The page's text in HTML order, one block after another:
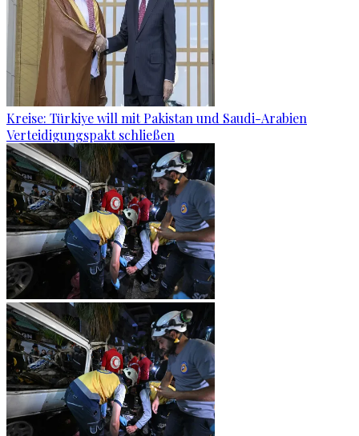
Kreise: Türkiye will mit Pakistan und Saudi-Arabien
Verteidigungspakt schließen